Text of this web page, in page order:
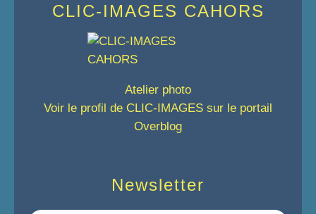
Newsletter
CLIC-IMAGES CAHORS
Atelier photo
Voir le profil de CLIC-IMAGES sur le portail
Overblog